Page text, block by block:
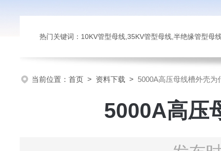
热门关键词：10KV管型母线,35KV管型母线,半绝缘管型母
当前位置： 首页 > 资料下载 > 5000A高压母线槽外壳为
5000A高压